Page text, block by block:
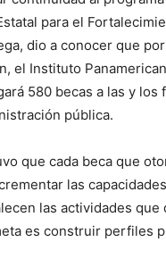
para el
dio a conocer que
el Instituto
580 becas a las y
pública.
que cada beca que
las
las actividades
es construir perfiles